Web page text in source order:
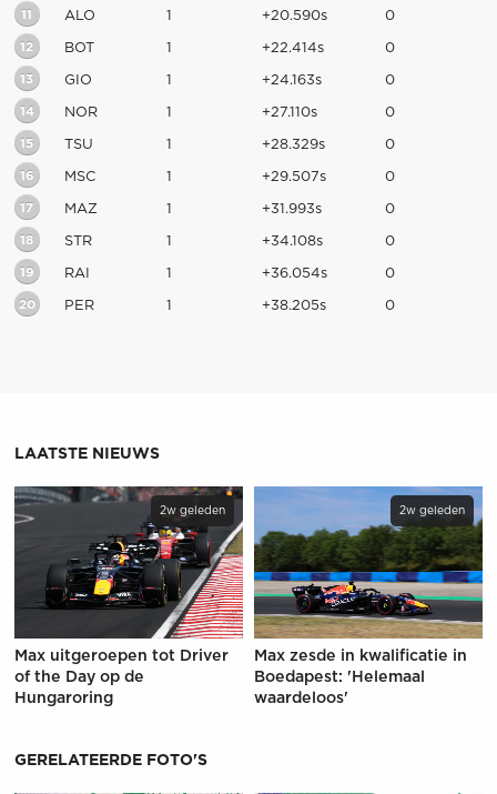
11 ALO 1 +20.590s 0
12 BOT 1 +22.414s 0
13 GIO 1 +24.163s 0
14 NOR 1 +27.110s 0
15 TSU 1 +28.329s 0
16 MSC 1 +29.507s 0
17 MAZ 1 +31.993s 0
18 STR 1 +34.108s 0
19 RAI 1 +36.054s 0
20 PER 1 +38.205s 0
LAATSTE NIEUWS
2w geleden
Max uitgeroepen tot Driver
of the Day op de
Hungaroring
2w geleden
Max zesde in kwalificatie in
Boedapest: 'Helemaal
waardeloos'
GERELATEERDE FOTO'S